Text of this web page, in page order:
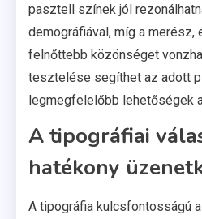
pasztell színek jól
demográfiával, míg a merész,
felnőttebb közönséget
tesztelése segíthet az adott
legmegfelelőbb lehetőségek
A tipográfiai
hatékony
A tipográfia kulcsfontosságú